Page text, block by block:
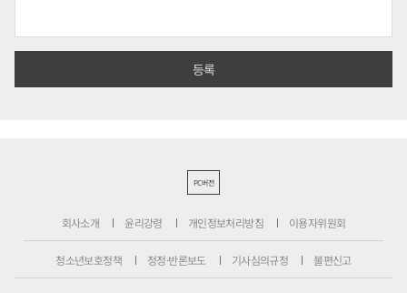
PC버전
회사소개 윤리강령 개인정보처리방침 이용자위원회
청소년보호정책 정정·반론보도 기사심의규정 불편신고